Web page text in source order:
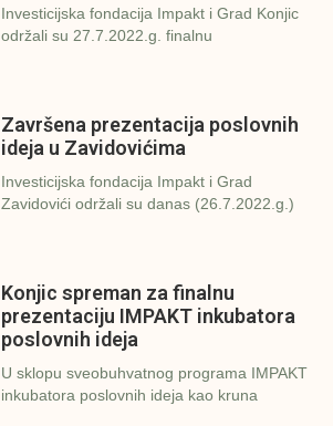
Investicijska fondacija Impakt i Grad Konjic
održali su 27.7.2022.g. finalnu
Završena prezentacija poslovnih
ideja u Zavidovićima
Investicijska fondacija Impakt i Grad
Zavidovići održali su danas (26.7.2022.g.)
Konjic spreman za finalnu
prezentaciju IMPAKT inkubatora
poslovnih ideja
U sklopu sveobuhvatnog programa IMPAKT
inkubatora poslovnih ideja kao kruna